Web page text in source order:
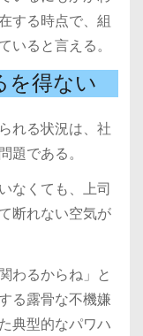
する時点で、組
ると言える。
を得ない
れる状況は、社
題である。
なくても、上司
断れない空気が
わるからね」と
る露骨な不機嫌
典型的なパワハ